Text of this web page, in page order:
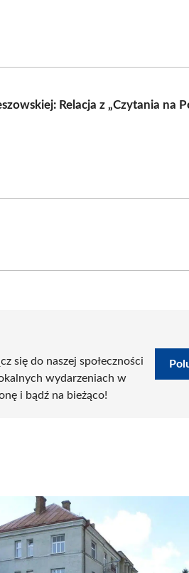
Relacja z „Czytania na
się do naszej społeczności
wydarzeniach w
i bądź na bieżąco!